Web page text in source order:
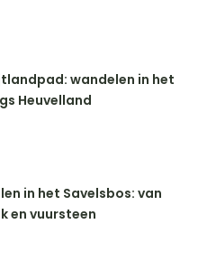
wandelen in het
Heuvelland
in het Savelsbos: van
en vuursteen